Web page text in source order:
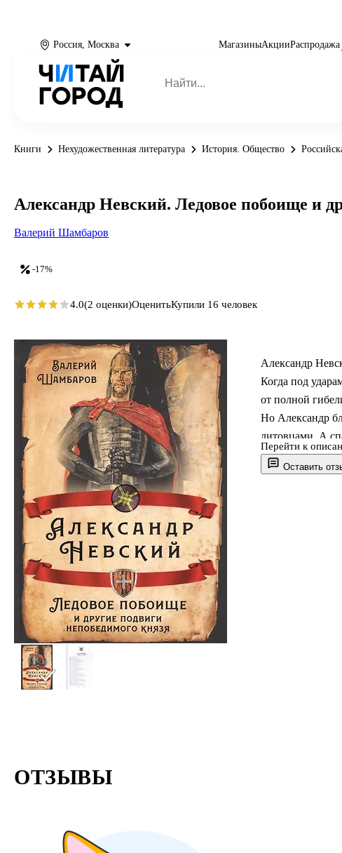
Россия, Москва МагазиныАкцииРаспродажа
Книги Нехудожественная литература История. Общество
Оставить
Александр
Когда под
от полной
Но Александр
литовцами. А
Он спасал её
авторитетом,
Перейти к
-17%
Александр Невский. Ледовое побоище и
Валерий Шамбаров
4.0(2 оценки)ОценитьКупили 16 человек
ОТЗЫВЫ